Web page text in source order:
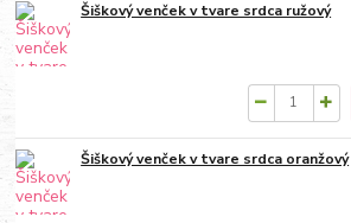
Šiškový venček v tvare srdca ružový
Šiškový venček v tvare srdca oranžový